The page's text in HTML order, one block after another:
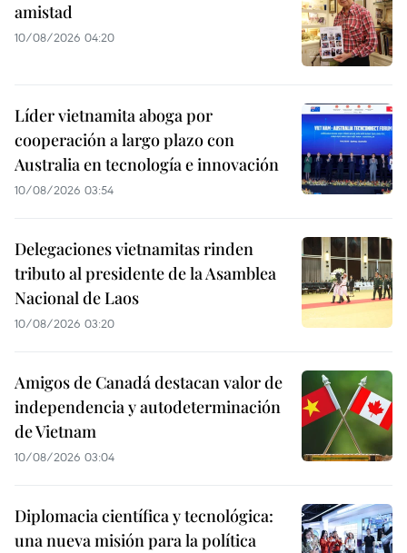
amistad
10/08/2026 04:20
Líder vietnamita aboga por
cooperación a largo plazo con
Australia en tecnología e innovación
10/08/2026 03:54
Delegaciones vietnamitas rinden
tributo al presidente de la Asamblea
Nacional de Laos
10/08/2026 03:20
Amigos de Canadá destacan valor de
independencia y autodeterminación
de Vietnam
10/08/2026 03:04
Diplomacia científica y tecnológica:
una nueva misión para la política